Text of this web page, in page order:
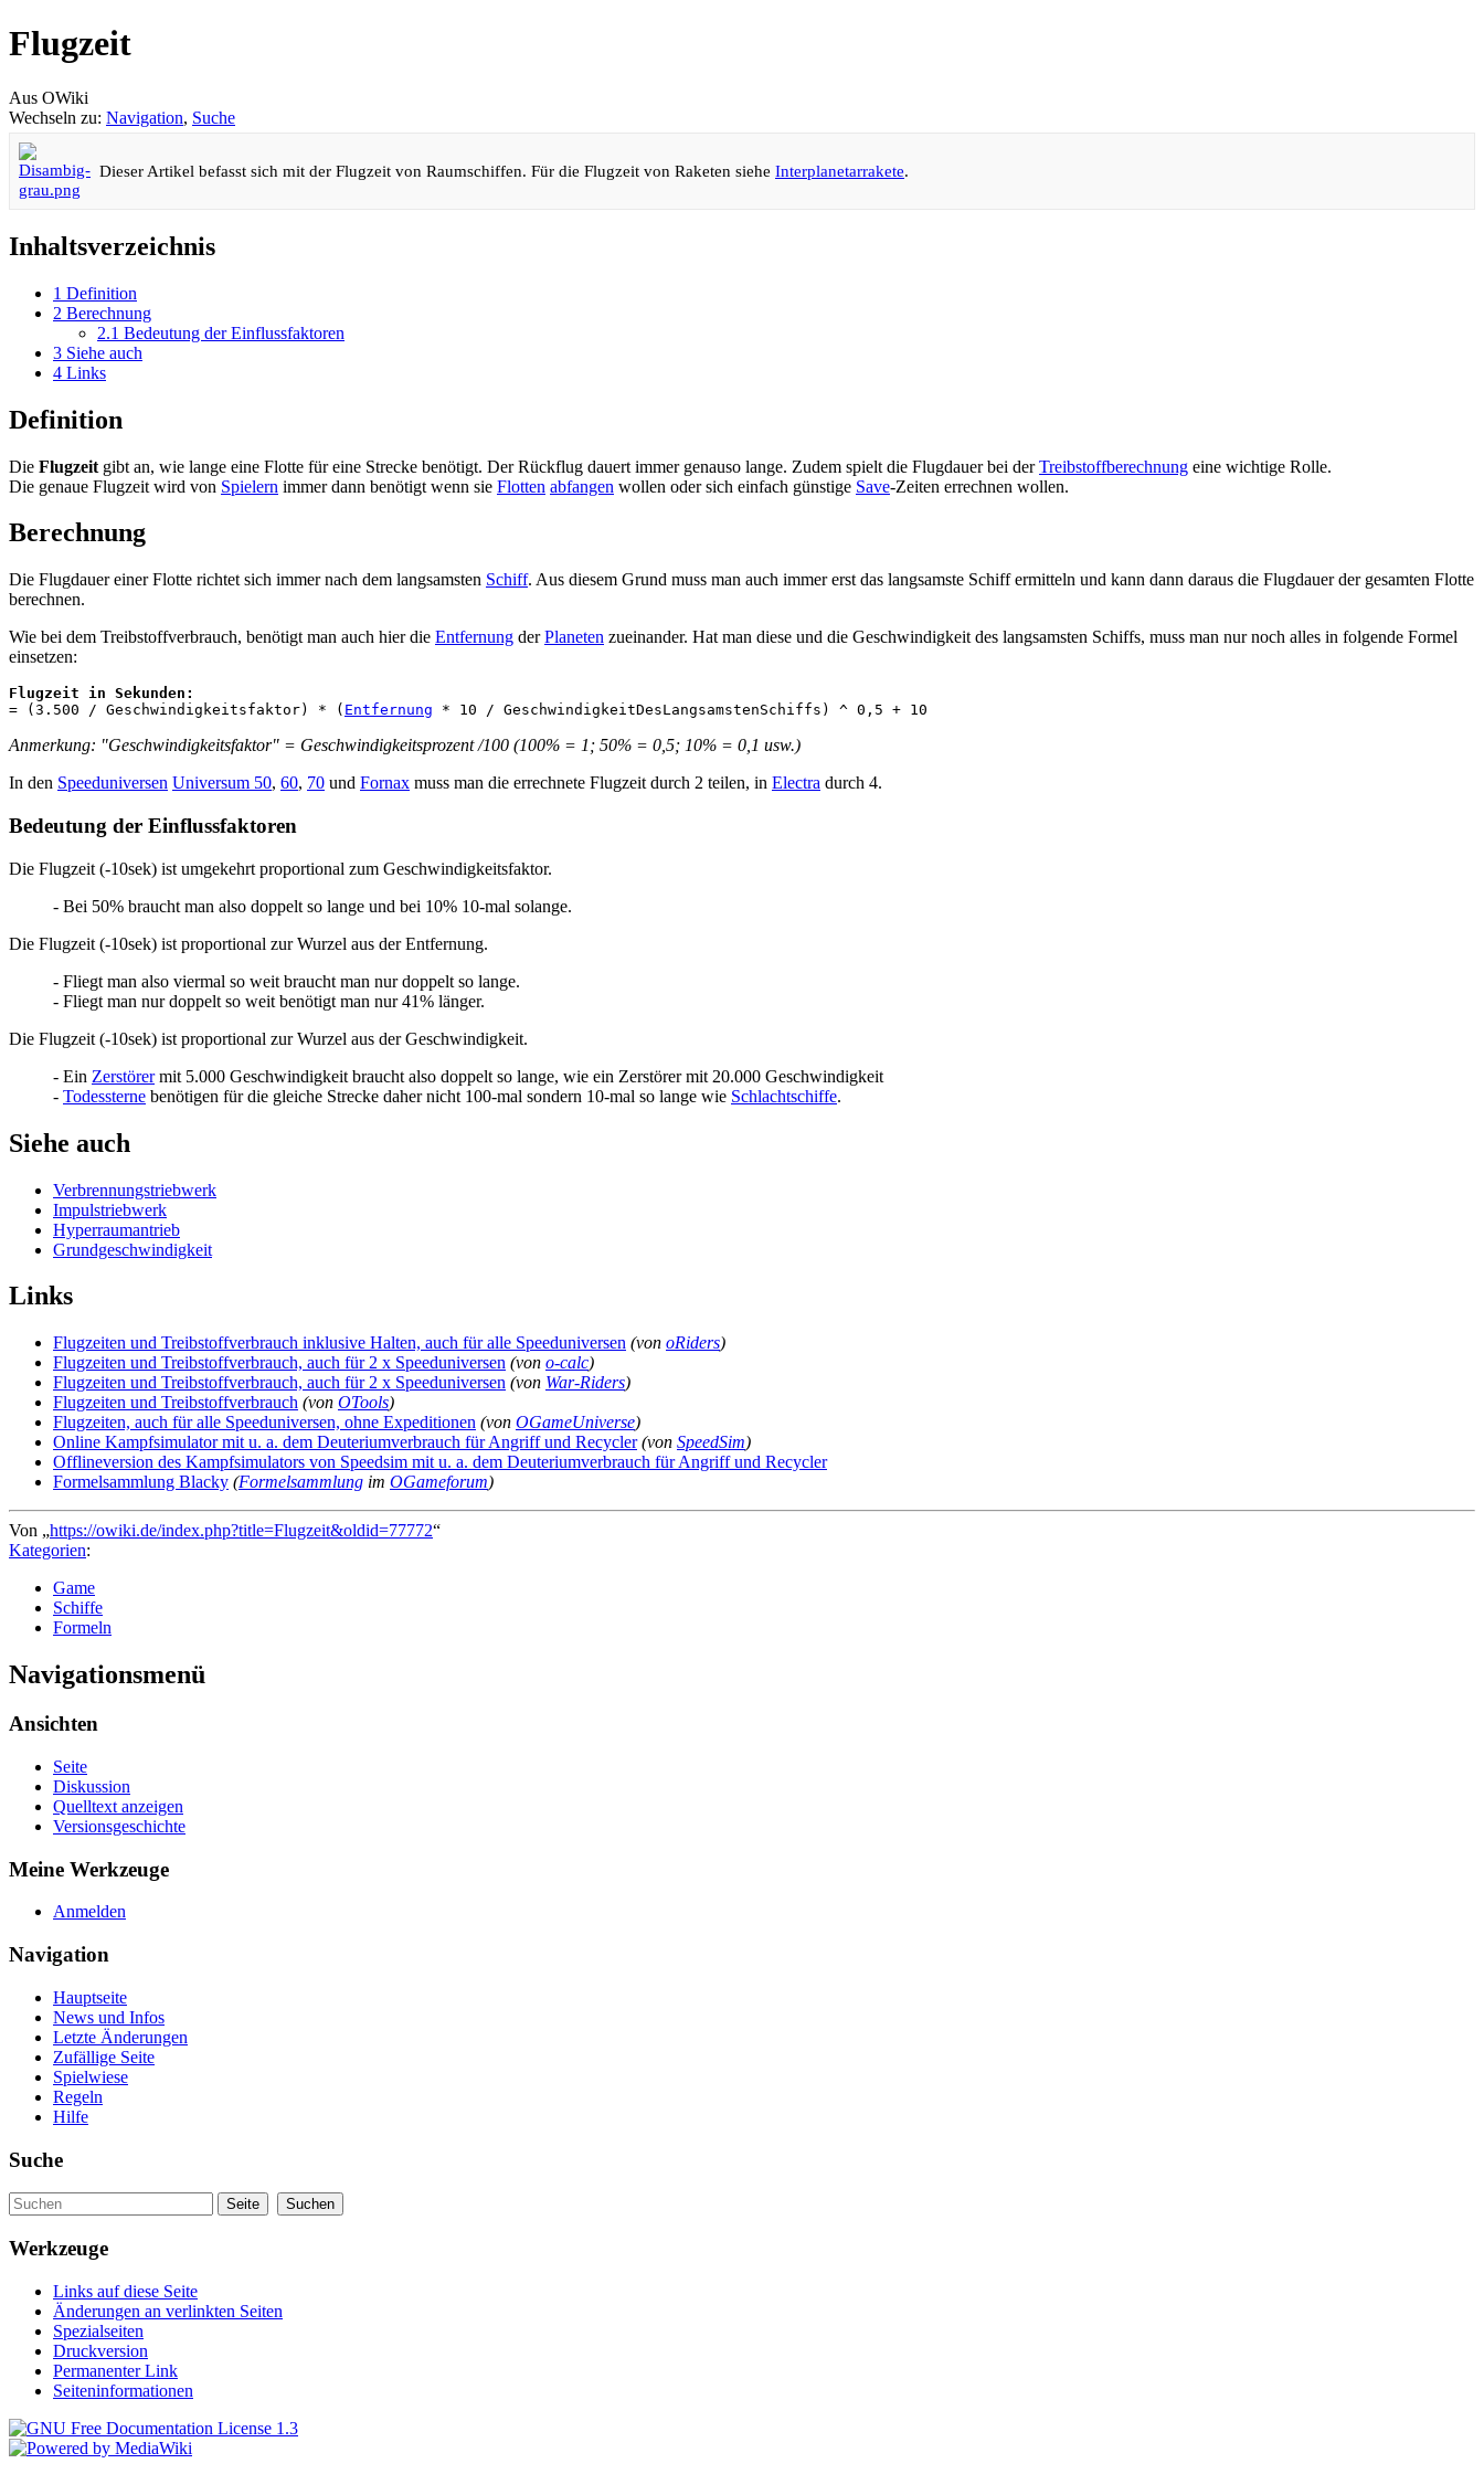
Flugzeit
Aus OWiki
Wechseln zu: Navigation, Suche
Dieser Artikel befasst sich mit der Flugzeit von Raumschiffen. Für die Flugzeit von Raketen siehe Interplanetarrakete.
Inhaltsverzeichnis
1 Definition
2 Berechnung
2.1 Bedeutung der Einflussfaktoren
3 Siehe auch
4 Links
Definition
Die Flugzeit gibt an, wie lange eine Flotte für eine Strecke benötigt. Der Rückflug dauert immer genauso lange. Zudem spielt die Flugdauer bei derTreibstoffberechnung eine wichtige Rolle.
Die genaue Flugzeit wird von Spielern immer dann benötigt wenn sie Flotten abfangen wollen oder sich einfach günstige Save-Zeiten errechnen wollen.
Berechnung
Die Flugdauer einer Flotte richtet sich immer nach dem langsamsten Schiff. Aus diesem Grund muss man auch immer erst das langsamste Schiff ermitteln und kann dann daraus die Flugdauer der gesamten Flotte
berechnen.
Wie bei dem Treibstoffverbrauch, benötigt man auch hier die Entfernung derPlaneten zueinander. Hat man diese und die Geschwindigkeit des langsamsten Schiffs, muss man nur noch alles in folgende Formel
einsetzen:
Flugzeit in Sekunden:
= (3.500 / Geschwindigkeitsfaktor) * ( Entfernung
Anmerkung: "Geschwindigkeitsfaktor" = Geschwindigkeitsprozent /100 (100% = 1; 50% = 0,5; 10% = 0,1 usw.)
In den Speeduniversen Universum 50, 60, 70 und Fornax muss man die errechnete Flugzeit durch 2 teilen, in Electra durch 4.
Bedeutung der Einflussfaktoren
Die Flugzeit (-10sek) ist umgekehrt proportional zum Geschwindigkeitsfaktor.
- Bei 50% braucht man also doppelt so lange und bei 10% 10-mal solange.
Die Flugzeit (-10sek) ist proportional zur Wurzel aus der Entfernung.
- Fliegt man also viermal so weit braucht man nur doppelt so lange.
- Fliegt man nur doppelt so weit benötigt man nur 41% länger.
Die Flugzeit (-10sek) ist proportional zur Wurzel aus der Geschwindigkeit.
- Ein Zerstörermit 5.000 Geschwindigkeit braucht also doppelt so lange, wie ein Zerstörer mit 20.000 Geschwindigkeit
- Todessterne benötigen für die gleiche Strecke daher nicht 100-mal sondern 10-mal so lange wie Schlachtschiffe.
Siehe auch
Verbrennungstriebwerk
Impulstriebwerk
Hyperraumantrieb
Grundgeschwindigkeit
Links
Flugzeiten und Treibstoffverbrauch inklusive Halten, auch für alle Speeduniversen (von oRiders)
Flugzeiten und Treibstoffverbrauch, auch für 2 x Speeduniversen (von o-calc)
Flugzeiten und Treibstoffverbrauch, auch für 2 x Speeduniversen (von War-Riders)
Flugzeiten und Treibstoffverbrauch (von OTools)
Flugzeiten, auch für alle Speeduniversen, ohne Expeditionen (von OGameUniverse)
Online Kampfsimulator mit u. a. dem Deuteriumverbrauch für Angriff und Recycler (von SpeedSim)
Offlineversion des Kampfsimulators von Speedsim mit u. a. dem Deuteriumverbrauch für Angriff und Recycler
Formelsammlung Blacky (Formelsammlung im OGameforum)
Von „https://owiki.de/index.php?title=Flugzeit&oldid=77772“
Kategorien:
Game
Schiffe
Formeln
Navigationsmenü
Ansichten
Seite
Diskussion
Quelltext anzeigen
Versionsgeschichte
Meine Werkzeuge
Anmelden
Navigation
Hauptseite
News und Infos
Letzte Änderungen
Zufällige Seite
Spielwiese
Regeln
Hilfe
Suche
Werkzeuge
Links auf diese Seite
Änderungen an verlinkten Seiten
Spezialseiten
Druckversion
Permanenter Link
Seiteninformationen